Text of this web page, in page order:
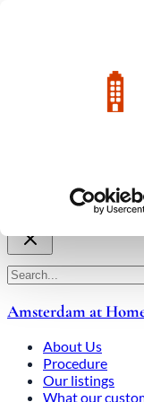
Amsterdam at
About Us
Procedure
Our listings
What our